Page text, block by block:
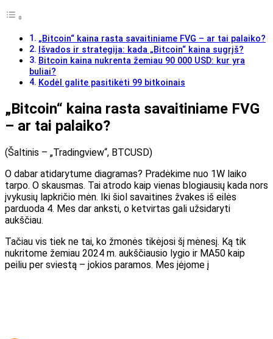
„Bitcoin“ kaina rasta savaitiniame FVG – ar tai palaiko?
Išvados ir strategija: kada „Bitcoin“ kaina sugrįš?
Bitcoin kaina nukrenta žemiau 90 000 USD: kur yra
buliai?
Kodėl galite pasitikėti 99 bitkoinais
„Bitcoin“ kaina rasta savaitiniame FVG
– ar tai palaiko?
(Šaltinis – „Tradingview“, BTCUSD)
O dabar atidarytume diagramas? Pradėkime nuo 1W laiko
tarpo. O skausmas. Tai atrodo kaip vienas blogiausių kada nors
įvykusių lapkričio mėn. Iki šiol savaitines žvakes iš eilės
parduoda 4. Mes dar anksti, o ketvirtas gali užsidaryti
aukščiau.
Tačiau vis tiek ne tai, ko žmonės tikėjosi šį mėnesį. Ką tik
nukritome žemiau 2024 m. aukščiausio lygio ir MA50 kaip
peiliu per sviestą – jokios paramos. Mes įėjome į